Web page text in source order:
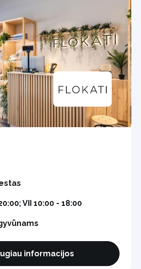
VII 10:00 - 18:00
informacijos